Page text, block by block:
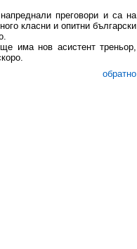
преговори и са на
класни и опитни български
има нов асистент треньор,
обратно